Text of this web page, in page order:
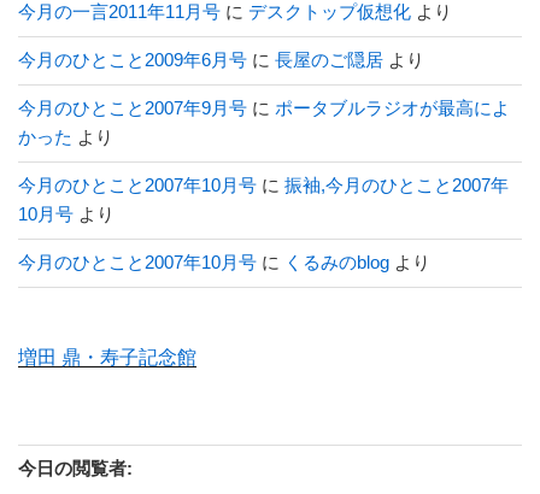
今月の一言2011年11月号 に デスクトップ仮想化 より
今月のひとこと2009年6月号 に 長屋のご隠居 より
今月のひとこと2007年9月号 に ポータブルラジオが最高によ
かった より
今月のひとこと2007年10月号 に 振袖,今月のひとこと2007年
10月号 より
今月のひとこと2007年10月号 に くるみのblog より
増田 鼎・寿子記念館
今日の閲覧者: